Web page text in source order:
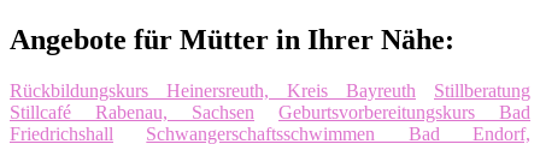
Angebote für Mütter in Ihrer Nähe:
Rückbildungskurs Heinersreuth, Kreis Bayreuth
Stillberatung
Stillcafé Rabenau, Sachsen
Geburtsvorbereitungskurs Bad
Friedrichshall
Schwangerschaftsschwimmen Bad Endorf,